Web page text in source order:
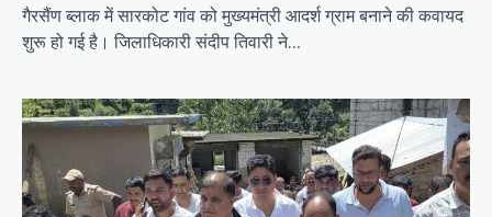
गैरसैंण ब्लाक में सारकोट गांव को मुख्यमंत्री आदर्श ग्राम बनाने की कवायद
शुरू हो गई है। जिलाधिकारी संदीप तिवारी ने…